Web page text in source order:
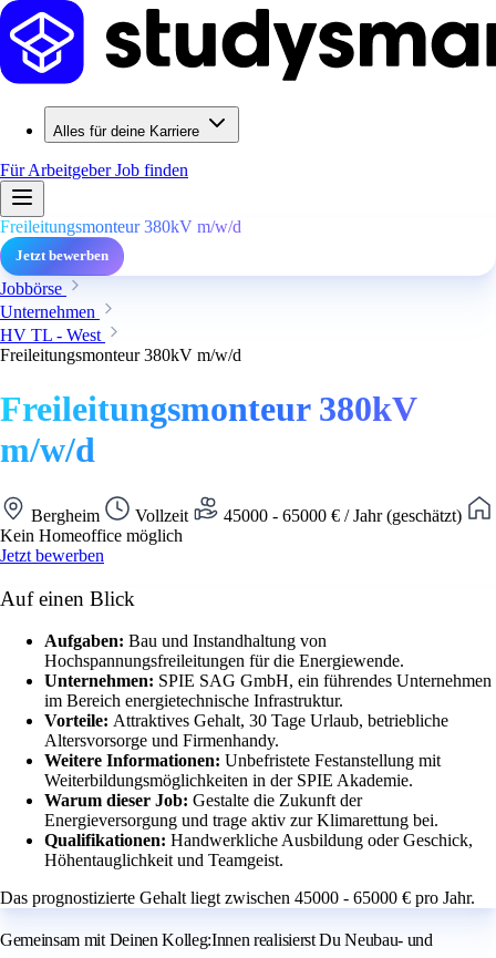
Alles für deine Karriere
Für ArbeitgeberJob finden
Freileitungsmonteur 380kV m/w/d
Jetzt bewerben
Jobbörse
Unternehmen
HV TL - West
Freileitungsmonteur 380kV m/w/d
Freileitungsmonteur 380kV
m/w/d
Bergheim Vollzeit
45000 - 65000 € / Jahr (geschätzt)
Kein Homeoffice möglich
Jetzt bewerben
Auf einen Blick
Aufgaben: Bau und Instandhaltung von
Hochspannungsfreileitungen für die Energiewende.
Unternehmen: SPIE SAG GmbH, ein führendes Unternehmen
im Bereich energietechnische Infrastruktur.
Vorteile: Attraktives Gehalt, 30 Tage Urlaub, betriebliche
Altersvorsorge und Firmenhandy.
Weitere Informationen: Unbefristete Festanstellung mit
Weiterbildungsmöglichkeiten in der SPIE Akademie.
Warum dieser Job: Gestalte die Zukunft der
Energieversorgung und trage aktiv zur Klimarettung bei.
Qualifikationen: Handwerkliche Ausbildung oder Geschick,
Höhentauglichkeit und Teamgeist.
Das prognostizierte Gehalt liegt zwischen 45000 - 65000 € pro Jahr.
Gemeinsam mit Deinen Kolleg:Innen realisierst Du Neubau- und